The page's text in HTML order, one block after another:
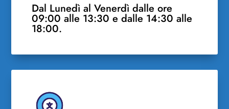
Dal Lunedì al Venerdì dalle ore
09:00 alle 13:30 e dalle 14:30 alle
18:00.